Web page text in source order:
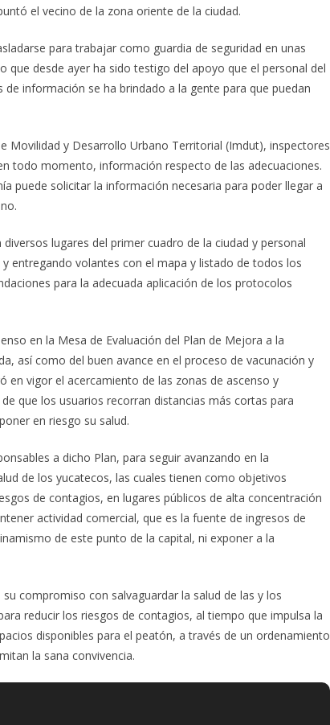
el vecino de la zona oriente de la ciudad.
para trabajar como guardia de seguridad en unas
que desde ayer ha sido testigo del apoyo que el personal del
información se ha brindado a la gente para que puedan
Movilidad y Desarrollo Urbano Territorial (Imdut), inspectores
todo momento, información respecto de las adecuaciones.
puede solicitar la información necesaria para poder llegar a
lugares del primer cuadro de la ciudad y personal
entregando volantes con el mapa y listado de todos los
para la adecuada aplicación de los protocolos
en la Mesa de Evaluación del Plan de Mejora a la
así como del buen avance en el proceso de vacunación y
en vigor el acercamiento de las zonas de ascenso y
que los usuarios recorran distancias más cortas para
en riesgo su salud.
a dicho Plan, para seguir avanzando en la
de los yucatecos, las cuales tienen como objetivos
de contagios, en lugares públicos de alta concentración
actividad comercial, que es la fuente de ingresos de
de este punto de la capital, ni exponer a la
compromiso con salvaguardar la salud de las y los
reducir los riesgos de contagios, al tiempo que impulsa la
disponibles para el peatón, a través de un ordenamiento
la sana convivencia.